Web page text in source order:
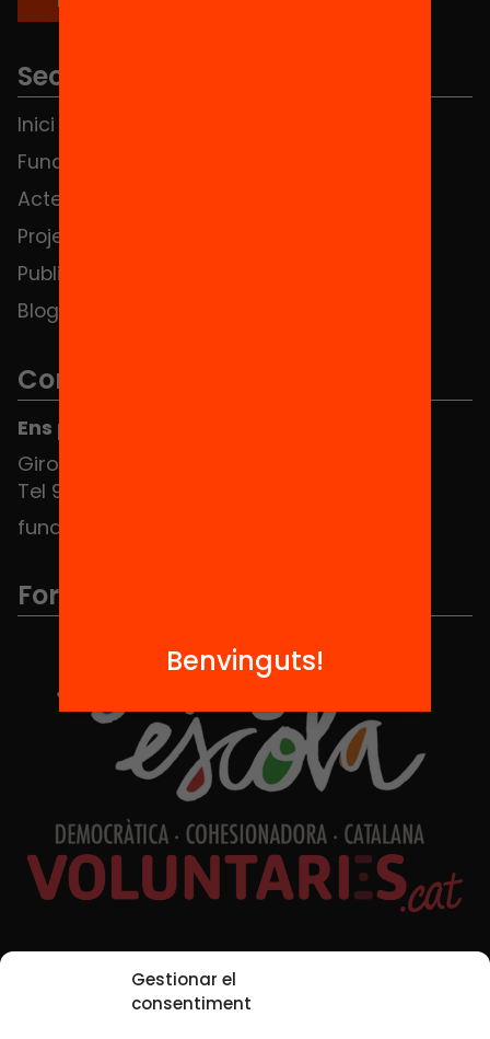
Gestionar el
consentiment
Seccions
Inici
Fundació
Actes
Projectes
Publicacions i vídeos
Blog
Contacte
Ens pots trobar al Hub Social
Girona 34, interior 08010 Barcelona
Tel 934 588 700
fundacio@equitat.org
Formem part de...
Xarxes Socials
Benvinguts!